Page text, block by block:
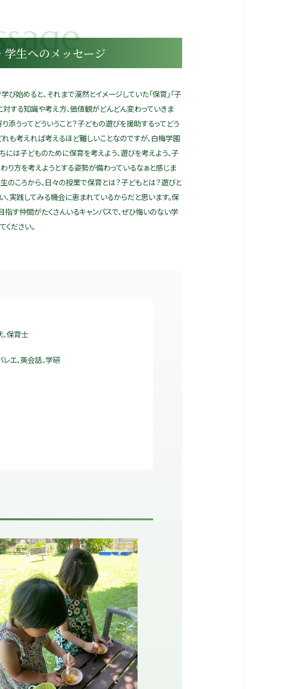
学生へのメッセージ
始めると、それまで漠然とイメージしていた「保育」「子
に対する知識や考え方、価値観がどんどん変わっていきま
り添うってどういうこと？子どもの遊びを援助するってどう
れも考えれば考えるほど難しいことなのですが、白梅学園
には子どものために保育を考えよう、遊びを考えよう、子
り方を考えようとする姿勢が備わっているなぁと感じま
のころから、日々の授業で保育とは？子どもとは？遊びと
、実践してみる機会に恵まれているからだと思います。保
指す仲間がたくさんいるキャンパスで、ぜひ悔いのない学
ください。
保育士
レエ、英会話、学研